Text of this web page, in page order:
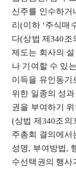
신주를 인수하거
리(이하 ‘주식매
다(상법 제340조
제도는 회사의
나 기여할 수 있
이득을 유인동기
위한 일종의 성
권을 부여하기
(상법 제340조의
주총회 결의에서
성명, 부여방법,
수선택권의 행사